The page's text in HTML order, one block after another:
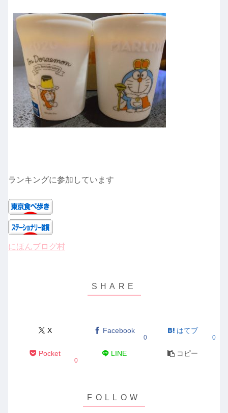
ランキングに参加しています
にほんブログ村
X Facebook
0
はてブ
0
Pocket
0
LINE コピー